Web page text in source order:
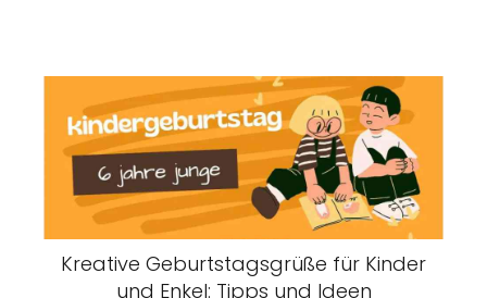
Kreative Geburtstagsgrüße für Kinder
und Enkel: Tipps und Ideen